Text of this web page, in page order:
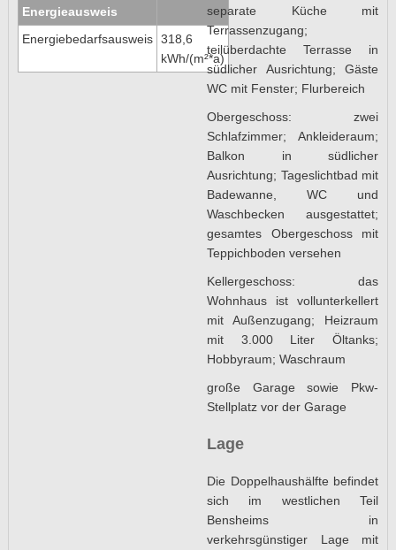
Energieausweis
Energiebedarfsausweis 318,6
kWh/(m²*a)
separate Küche mit
Terrassenzugang;
teilüberdachte Terrasse in
südlicher Ausrichtung; Gäste
WC mit Fenster; Flurbereich
Obergeschoss: zwei
Schlafzimmer; Ankleideraum;
Balkon in südlicher
Ausrichtung; Tageslichtbad mit
Badewanne, WC und
Waschbecken ausgestattet;
gesamtes Obergeschoss mit
Teppichboden versehen
Kellergeschoss: das
Wohnhaus ist vollunterkellert
mit Außenzugang; Heizraum
mit 3.000 Liter Öltanks;
Hobbyraum; Waschraum
große Garage sowie Pkw-
Stellplatz vor der Garage
Lage
Die Doppelhaushälfte befindet
sich im westlichen Teil
Bensheims in
verkehrsgünstiger Lage mit